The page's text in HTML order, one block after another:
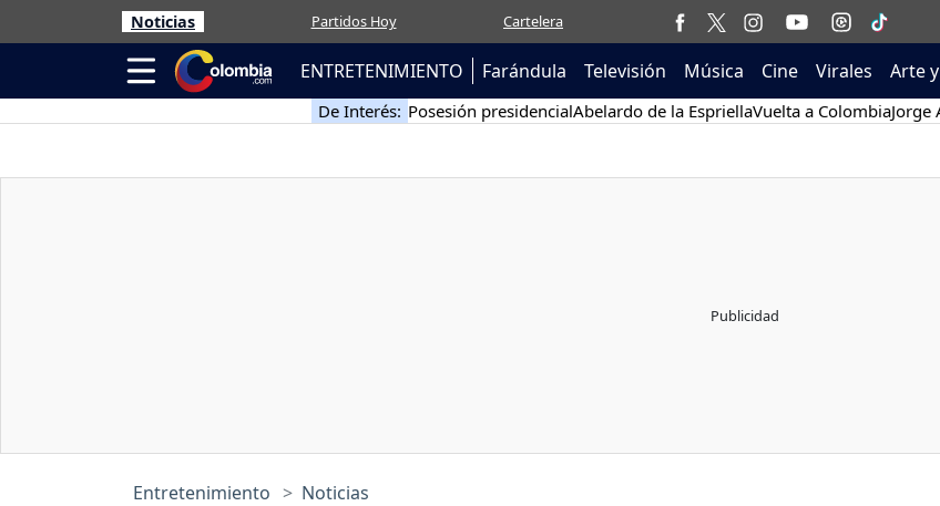
Noticias Partidos Hoy Cartelera
ENTRETENIMIENTO Farándula Televisión Música Cine Virales Arte
De Interés: Posesión presidencialAbelardo de la EspriellaVuelta a ColombiaJorge
Entretenimiento Noticias